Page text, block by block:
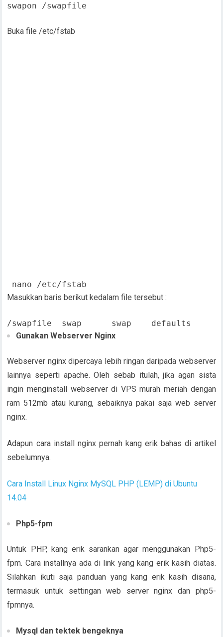
swapon /swapfile
Buka file /etc/fstab
nano /etc/fstab
Masukkan baris berikut kedalam file tersebut :
/swapfile  swap      swap    defaults
Gunakan Webserver Nginx
Webserver nginx dipercaya lebih ringan daripada webserver
lainnya seperti apache. Oleh sebab itulah, jika agan sista
ingin menginstall webserver di VPS murah meriah dengan
ram 512mb atau kurang, sebaiknya pakai saja web server
nginx.
Adapun cara install nginx pernah kang erik bahas di artikel
sebelumnya.
Cara Install Linux Nginx MySQL PHP (LEMP) di Ubuntu
14.04
Php5-fpm
Untuk PHP, kang erik sarankan agar menggunakan Php5-
fpm. Cara installnya ada di link yang kang erik kasih diatas.
Silahkan ikuti saja panduan yang kang erik kasih disana,
termasuk untuk settingan web server nginx dan php5-
fpmnya.
Mysql dan tektek bengeknya